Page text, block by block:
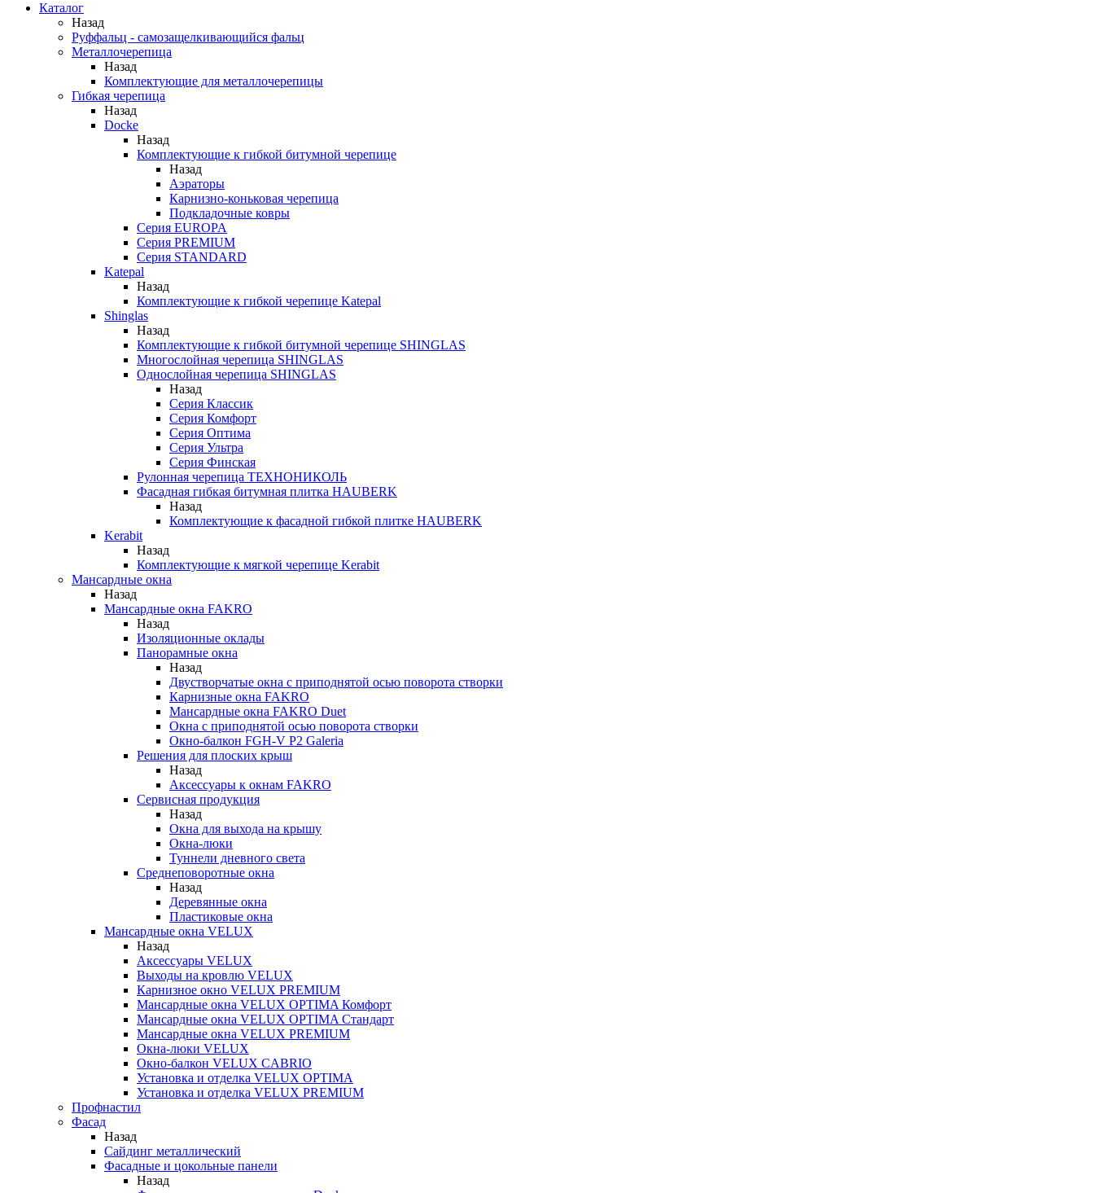
Каталог
Назад
Руффальц - самозащелкивающийся фальц
Металлочерепица
Назад
Комплектующие для металлочерепицы
Гибкая черепица
Назад
Docke
Назад
Комплектующие к гибкой битумной черепице
Назад
Аэраторы
Карнизно-коньковая черепица
Подкладочные ковры
Серия EUROPA
Серия PREMIUM
Серия STANDARD
Katepal
Назад
Комплектующие к гибкой черепице Katepal
Shinglas
Назад
Комплектующие к гибкой битумной черепице SHINGLAS
Многослойная черепица SHINGLAS
Однослойная черепица SHINGLAS
Назад
Серия Классик
Серия Комфорт
Серия Оптима
Серия Ультра
Серия Финская
Рулонная черепица ТЕХНОНИКОЛЬ
Фасадная гибкая битумная плитка HAUBERK
Назад
Комплектующие к фасадной гибкой плитке HAUBERK
Kerabit
Назад
Комплектующие к мягкой черепице Kerabit
Мансардные окна
Назад
Мансардные окна FAKRO
Назад
Изоляционные оклады
Панорамные окна
Назад
Двустворчатые окна с приподнятой осью поворота створки
Карнизные окна FAKRO
Мансардные окна FAKRO Duet
Окна с приподнятой осью поворота створки
Окно-балкон FGH-V P2 Galeria
Решения для плоских крыш
Назад
Аксессуары к окнам FAKRO
Сервисная продукция
Назад
Окна для выхода на крышу
Окна-люки
Туннели дневного света
Среднеповоротные окна
Назад
Деревянные окна
Пластиковые окна
Мансардные окна VELUX
Назад
Аксессуары VELUX
Выходы на кровлю VELUX
Карнизное окно VELUX PREMIUM
Мансардные окна VELUX OPTIMA Комфорт
Мансардные окна VELUX OPTIMA Стандарт
Мансардные окна VELUX PREMIUM
Окна-люки VELUX
Окно-балкон VELUX CABRIO
Установка и отделка VELUX OPTIMA
Установка и отделка VELUX PREMIUM
Профнастил
Фасад
Назад
Сайдинг металлический
Фасадные и цокольные панели
Назад